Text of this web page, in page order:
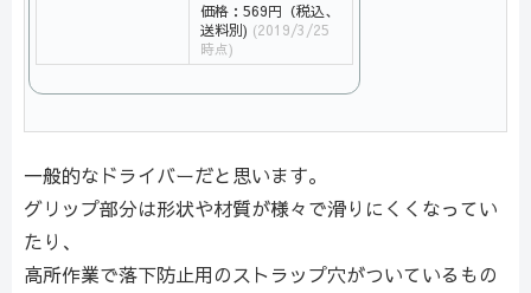
価格：569円（税込、
送料別) (2019/3/25
時点)
一般的なドライバーだと思います。
グリップ部分は形状や材質が様々で滑りにくくなってい
たり、
高所作業で落下防止用のストラップ穴がついているもの